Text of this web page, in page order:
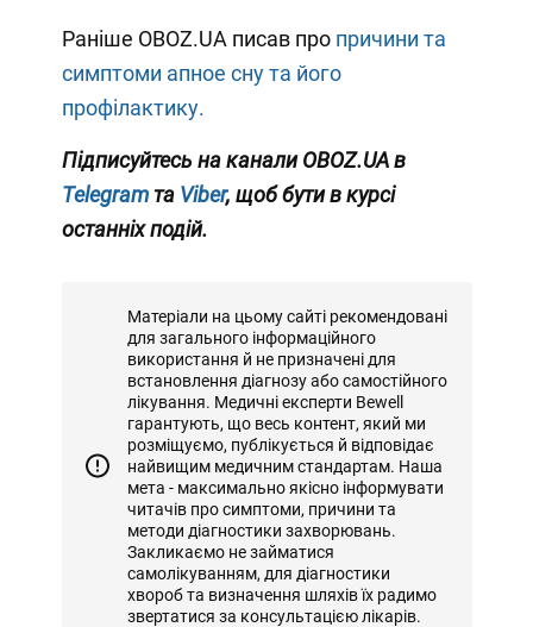
Раніше OBOZ.UA писав про причини та
симптоми апное сну та його
профілактику.
Підписуйтесь на канали OBOZ.UA в
Telegram та Viber, щоб бути в курсі
останніх подій.
Матеріали на цьому сайті рекомендовані
для загального інформаційного
використання й не призначені для
встановлення діагнозу або самостійного
лікування. Медичні експерти Bewell
гарантують, що весь контент, який ми
розміщуємо, публікується й відповідає
найвищим медичним стандартам. Наша
мета - максимально якісно інформувати
читачів про симптоми, причини та
методи діагностики захворювань.
Закликаємо не займатися
самолікуванням, для діагностики
хвороб та визначення шляхів їх радимо
звертатися за консультацією лікарів.